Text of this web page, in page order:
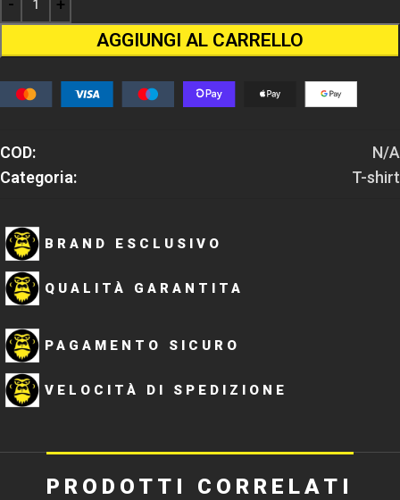
AGGIUNGI AL CARRELLO
COD:
N/A
Categoria:
T-shirt
BRAND ESCLUSIVO
QUALITÀ GARANTITA
PAGAMENTO SICURO
VELOCITÀ DI SPEDIZIONE
PRODOTTI CORRELATI